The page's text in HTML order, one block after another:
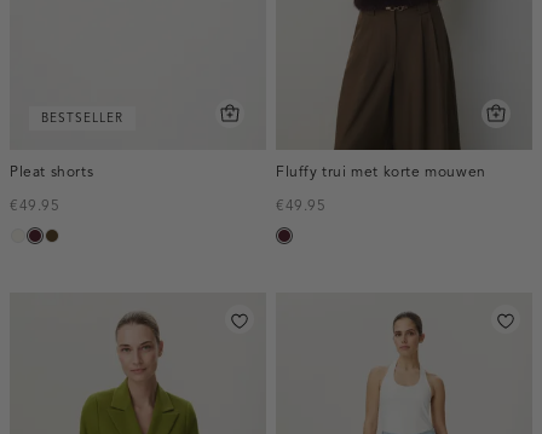
BESTSELLER
Pleat shorts
€49.95
creme,
pruim,
toffee
Fluffy trui met korte mouwen
€49.95
pruim,